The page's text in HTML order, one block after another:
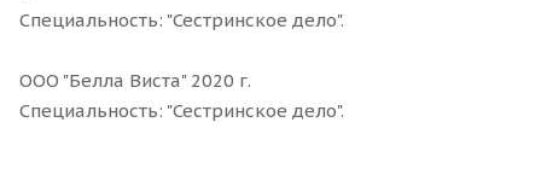
Специальность: "Сестринское дело".
ООО "Белла Виста" 2020 г.
Специальность: "Сестринское дело".